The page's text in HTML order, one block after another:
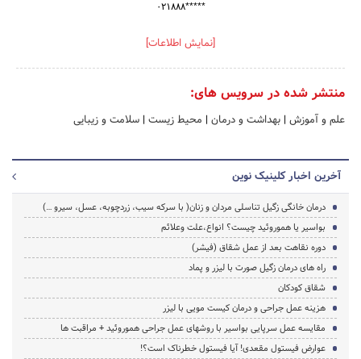
۰۲۱۸۸۸*****
[نمایش اطلاعات]
منتشر شده در سرویس های:
علم و آموزش | بهداشت و درمان | محیط زیست | سلامت و زیبایی
آخرین اخبار کلینیک نوین
درمان خانگی زگیل تناسلی مردان و زنان( با سرکه سیب، زردچوبه، عسل، سیرو …)
بواسیر یا هموروئید چیست؟ انواع،علت وعلائم
دوره نقاهت بعد از عمل شقاق (فیشر)
راه های درمان زگیل صورت با لیزر و پماد
شقاق کودکان
هزینه عمل جراحی و درمان کیست مویی با لیزر
مقایسه عمل سرپایی بواسیر با روشهای عمل جراحی هموروئید + مراقبت ها
عوارض فیستول مقعدی! آیا فیستول خطرناک است؟!